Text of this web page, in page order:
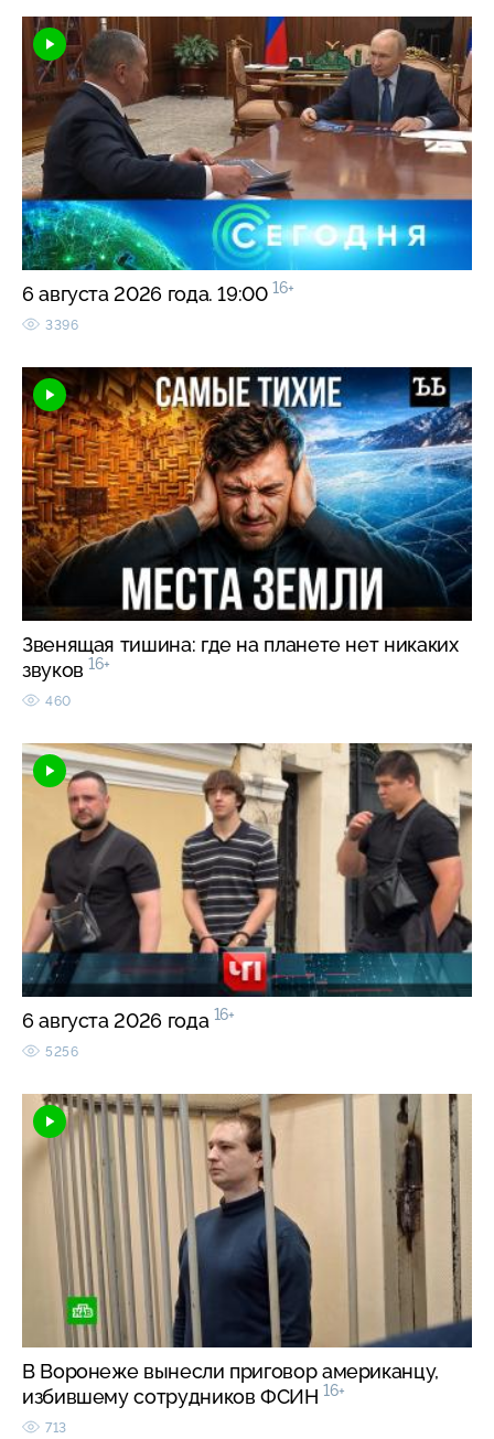
6 августа 2026 года. 19:00 16+
3396
Звенящая тишина: где на планете нет никаких
звуков 16+
460
6 августа 2026 года 16+
5256
В Воронеже вынесли приговор американцу,
избившему сотрудников ФСИН 16+
713